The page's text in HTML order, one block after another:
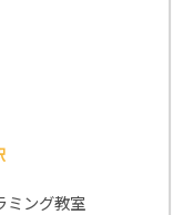
ミング教室